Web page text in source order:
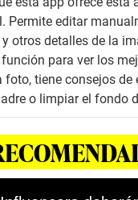
Permite editar
otros detalles de la
para ver los
foto, tiene consejos de
o limpiar el fondo